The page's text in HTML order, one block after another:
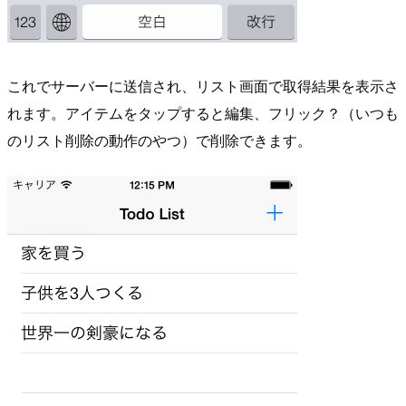
これでサーバーに送信され、リスト画面で取得結果を表示さ
れます。アイテムをタップすると編集、フリック？（いつも
のリスト削除の動作のやつ）で削除できます。